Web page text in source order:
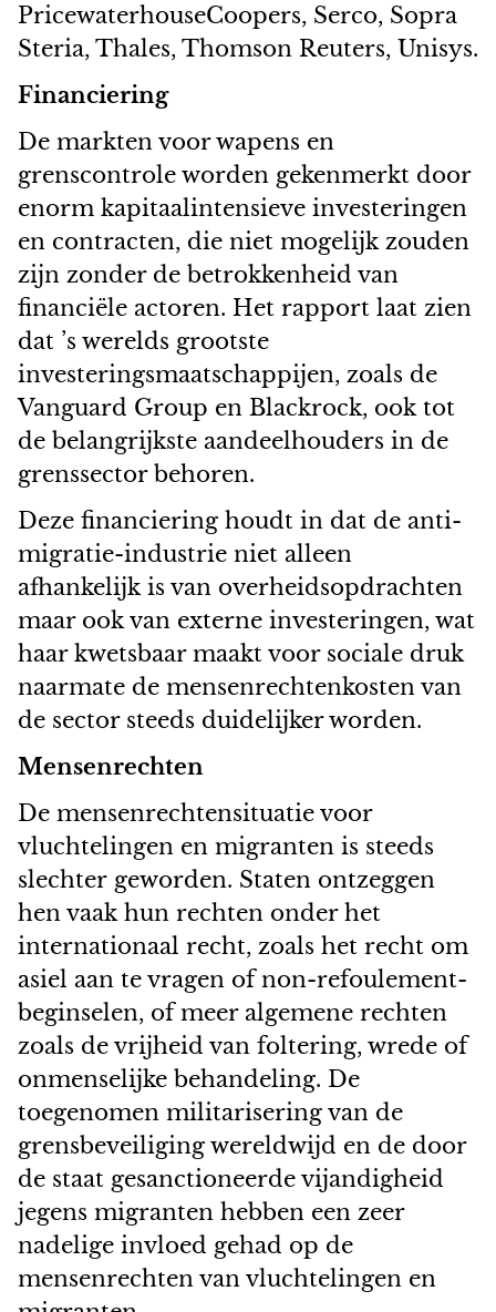
PricewaterhouseCoopers, Serco, Sopra
Steria, Thales, Thomson Reuters, Unisys.
Financiering
De markten voor wapens en
grenscontrole worden gekenmerkt door
enorm kapitaalintensieve investeringen
en contracten, die niet mogelijk zouden
zijn zonder de betrokkenheid van
financiële actoren. Het rapport laat zien
dat ’s werelds grootste
investeringsmaatschappijen, zoals de
Vanguard Group en Blackrock, ook tot
de belangrijkste aandeelhouders in de
grenssector behoren.
Deze financiering houdt in dat de anti-
migratie-industrie niet alleen
afhankelijk is van overheidsopdrachten
maar ook van externe investeringen, wat
haar kwetsbaar maakt voor sociale druk
naarmate de mensenrechtenkosten van
de sector steeds duidelijker worden.
Mensenrechten
De mensenrechtensituatie voor
vluchtelingen en migranten is steeds
slechter geworden. Staten ontzeggen
hen vaak hun rechten onder het
internationaal recht, zoals het recht om
asiel aan te vragen of non-refoulement-
beginselen, of meer algemene rechten
zoals de vrijheid van foltering, wrede of
onmenselijke behandeling. De
toegenomen militarisering van de
grensbeveiliging wereldwijd en de door
de staat gesanctioneerde vijandigheid
jegens migranten hebben een zeer
nadelige invloed gehad op de
mensenrechten van vluchtelingen en